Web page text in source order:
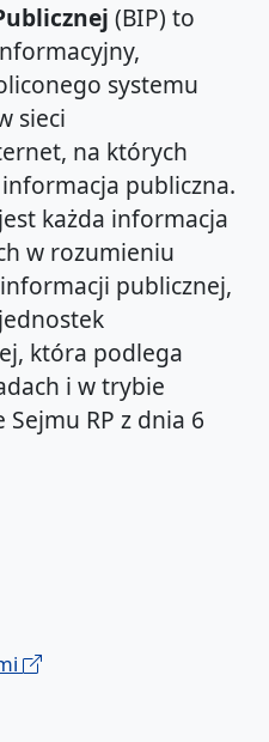
(BIP) to
systemu
sieci
na których
publiczna.
każda informacja
w rozumieniu
publicznej,
która podlega
i w trybie
RP z dnia 6